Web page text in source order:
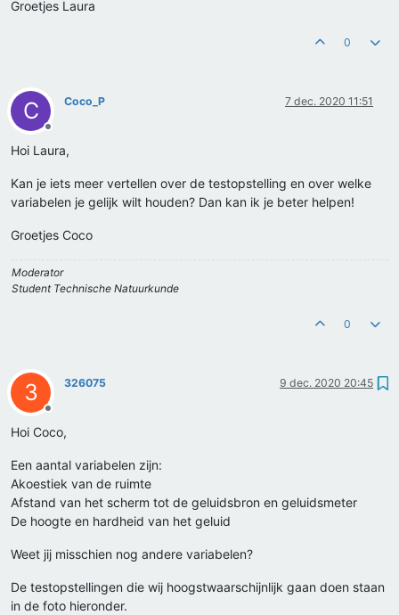
Groetjes Laura
0
C
Offline
Coco_P 7 dec. 2020 11:51
Hoi Laura,
Kan je iets meer vertellen over de testopstelling en over welke
variabelen je gelijk wilt houden? Dan kan ik je beter helpen!
Groetjes Coco
Moderator
Student Technische Natuurkunde
0
3
Offline
326075 9 dec. 2020 20:45
Hoi Coco,
Een aantal variabelen zijn:
Akoestiek van de ruimte
Afstand van het scherm tot de geluidsbron en geluidsmeter
De hoogte en hardheid van het geluid
Weet jij misschien nog andere variabelen?
De testopstellingen die wij hoogstwaarschijnlijk gaan doen staan
in de foto hieronder.